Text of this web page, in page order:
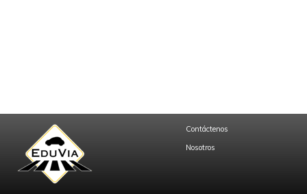
Contáctenos
Nosotros